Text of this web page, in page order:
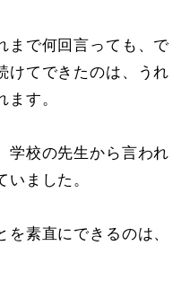
で何回言っても、で
けてできたのは、うれ
す。
校の先生から言われ
ました。
素直にできるのは、